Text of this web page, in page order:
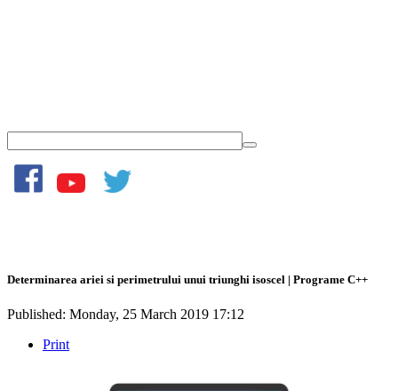
Determinarea ariei si perimetrului unui triunghi isoscel | Programe C++
Published: Monday, 25 March 2019 17:12
Print